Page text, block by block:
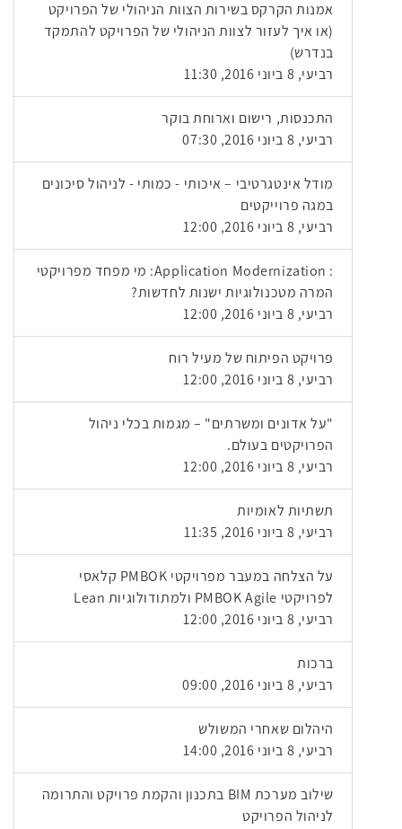
אמנות הקרקס בשירות הצוות הניהולי של הפרויקט
(או איך לעזור לצוות הניהולי של הפרויקט להתמקד
בנדרש)
רביעי, 8 ביוני 2016, 11:30
התכנסות, רישום וארוחת בוקר
רביעי, 8 ביוני 2016, 07:30
מודל אינטגרטיבי – איכותי - כמותי - לניהול סיכונים
במגה פרוייקטים
רביעי, 8 ביוני 2016, 12:00
: Application Modernization: מי מפחד מפרויקטי
המרה מטכנולוגיות ישנות לחדשות?
רביעי, 8 ביוני 2016, 12:00
פרויקט הפיתוח של מעיל רוח
רביעי, 8 ביוני 2016, 12:00
"על אדונים ומשרתים" – מגמות בכלי ניהול
הפרויקטים בעולם.
רביעי, 8 ביוני 2016, 12:00
תשתיות לאומיות
רביעי, 8 ביוני 2016, 11:35
על הצלחה במעבר מפרויקטי PMBOK קלאסי
לפרויקטי PMBOK Agile ולמתודולוגיות Lean
רביעי, 8 ביוני 2016, 12:00
ברכות
רביעי, 8 ביוני 2016, 09:00
היהלום שאחרי המשולש
רביעי, 8 ביוני 2016, 14:00
שילוב מערכת BIM בתכנון והקמת פרויקט והתרומה
לניהול הפרויקט